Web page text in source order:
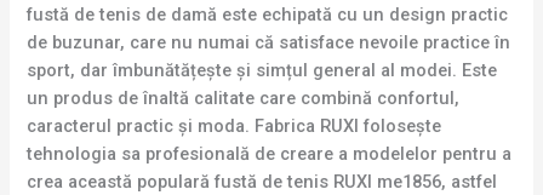
fustă de tenis de damă este echipată cu un design practic
de buzunar, care nu numai că satisface nevoile practice în
sport, dar îmbunătățește și simțul general al modei. Este
un produs de înaltă calitate care combină confortul,
caracterul practic și moda. Fabrica RUXI folosește
tehnologia sa profesională de creare a modelelor pentru a
crea această populară fustă de tenis RUXI me1856, astfel